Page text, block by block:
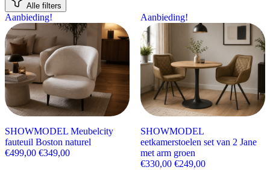
Alle filters
Aanbieding!
SHOWMODEL Meubelcity
fauteuil Boston naturel
€499,00 Oorspronkelijke prijs was: €499,00.
€349,00Huidige prijs is: €349,00.
Aanbieding!
SHOWMODEL
eetkamerstoelen set van 2 Jane
met arm groen
€330,00 Oorspronkelijke prijs
€249,00Huidige prijs is: